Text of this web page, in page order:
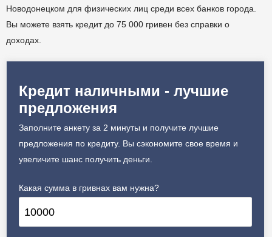
Новодонецком для физических лиц среди всех банков города.
Вы можете взять кредит до 75 000 гривен без справки о
доходах.
Кредит наличными - лучшие
предложения
Заполните анкету за 2 минуты и получите лучшие
предложения по кредиту. Вы сэкономите свое время и
увеличите шанс получить деньги.
Какая сумма в гривнах вам нужна?